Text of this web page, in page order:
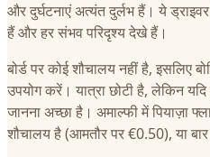
और दुर्घटनाएं अत्यंत दुर्लभ हैं। ये
हैं और हर संभव परिदृश्य देखे हैं।
बोर्ड पर कोई शौचालय नहीं है, इसलिए
उपयोग करें। यात्रा छोटी है, लेकिन
जानना अच्छा है। अमाल्फी में पियाज़ा
शौचालय है (आमतौर पर €0.50), या